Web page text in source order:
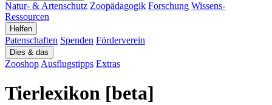
Natur- & Artenschutz Zoopädagogik Forschung Wissens-
Ressourcen
Helfen
Patenschaften Spenden Förderverein
Dies & das
Zooshop Ausflugstipps Extras
Tierlexikon [beta]